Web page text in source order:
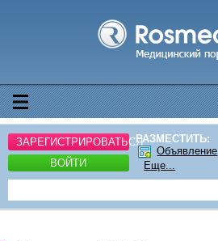
ЗАРЕГИСТРИРОВАТЬСЯ
ВОЙТИ
РАЗМЕСТИТЬ:
Объявление
Еще...